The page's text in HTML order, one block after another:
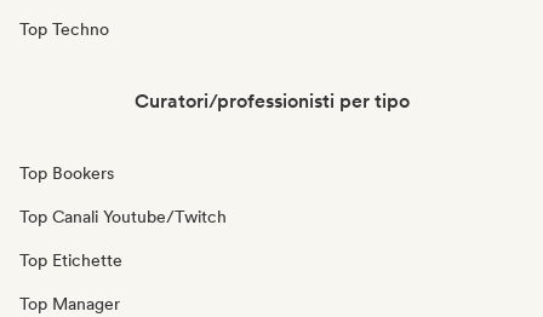
Top Techno
Curatori/professionisti per tipo
Top Bookers
Top Canali Youtube/Twitch
Top Etichette
Top Manager